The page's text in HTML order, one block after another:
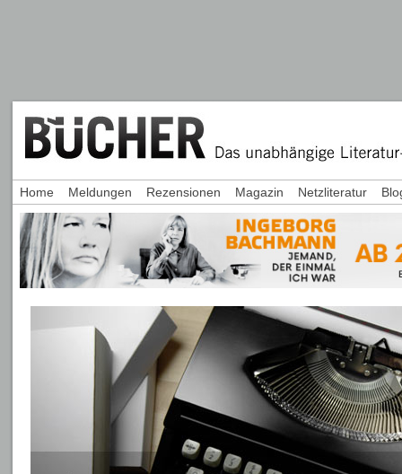
Home Meldungen Rezensionen Magazin Netzliteratur